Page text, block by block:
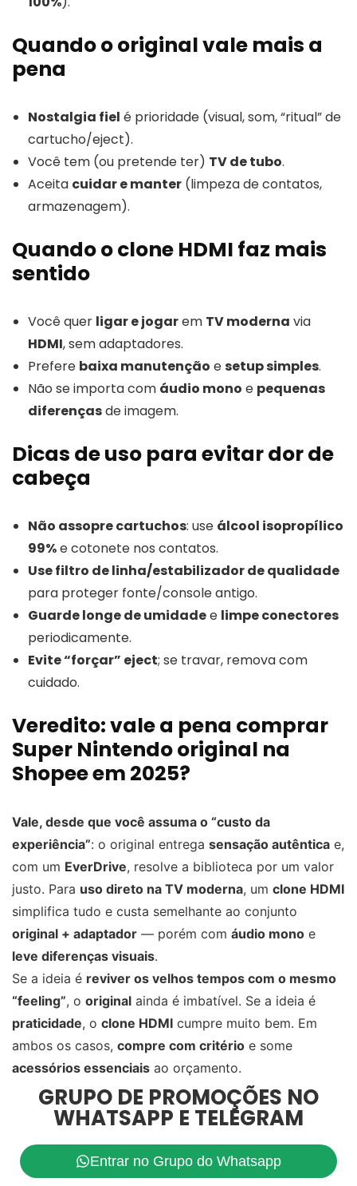
Quando o original vale mais a
pena
Nostalgia fiel é prioridade (visual, som, “ritual” de
cartucho/eject).
Você tem (ou pretende ter) TV de tubo.
Aceita cuidar e manter (limpeza de contatos,
armazenagem).
Quando o clone HDMI faz mais
sentido
Você quer ligar e jogarem TV moderna via
HDMI, sem adaptadores.
Prefere baixa manutenção esetup simples.
Não se importa com áudio mono e pequenas
diferençasde imagem.
Dicas de uso para evitar dor de
cabeça
Não assopre cartuchos: use álcool isopropílico
99%e cotonete nos contatos.
Use filtro de linha/estabilizador de qualidade
para proteger fonte/console antigo.
Guarde longe de umidadee limpe conectores
periodicamente.
Evite “forçar” eject; se travar, remova com
cuidado.
Veredito: vale a pena comprar
Super Nintendo original na
Shopee em 2025?
Vale, desde que você assuma o “custo da
experiência”: o original entrega sensação autêntica e,
com um EverDrive, resolve a biblioteca por um valor
justo. Para uso direto na TV moderna, um clone HDMI
simplifica tudo e custa semelhante ao conjunto
original + adaptador — porém com áudio mono e
leve diferenças visuais.
Se a ideia é reviver os velhos tempos com o mesmo
“feeling”, o original ainda é imbatível. Se a ideia é
praticidade, o clone HDMI cumpre muito bem. Em
ambos os casos, compre com critério e some
acessórios essenciais ao orçamento.
GRUPO DE PROMOÇÕES NO
WHATSAPP E TELEGRAM
Entrar no Grupo do Whatsapp